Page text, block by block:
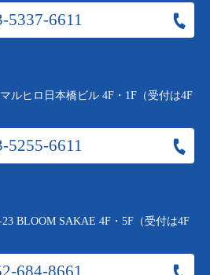
5337-6611
ルヒロ日本橋ビル 4F・1F（受付は4F
5255-6611
BLOOM SAKAE 4F・5F（受付は4F
684-8661